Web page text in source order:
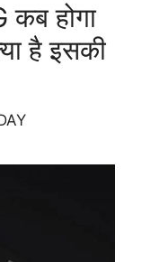
होगा
है इसकी